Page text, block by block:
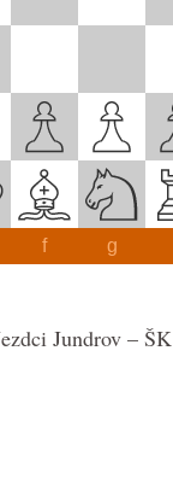
f g
Jundrov –